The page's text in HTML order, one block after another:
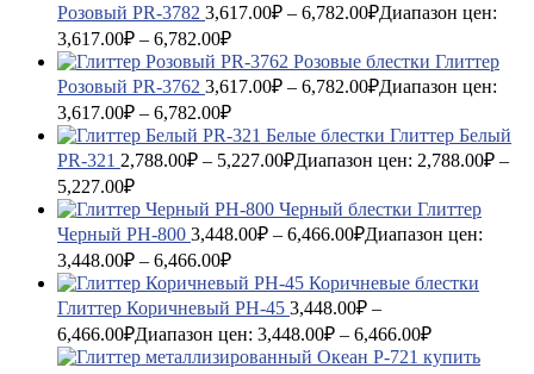
Розовый PR-3782 3,617.00₽ – 6,782.00₽Диапазон цен:
3,617.00₽ – 6,782.00₽
Глиттер
Розовый PR-3762 3,617.00₽ – 6,782.00₽Диапазон цен:
3,617.00₽ – 6,782.00₽
Глиттер Белый
PR-321 2,788.00₽ – 5,227.00₽Диапазон цен: 2,788.00₽ –
5,227.00₽
Глиттер
Черный PH-800 3,448.00₽ – 6,466.00₽Диапазон цен:
3,448.00₽ – 6,466.00₽
Глиттер Коричневый PH-45 3,448.00₽ –
6,466.00₽Диапазон цен: 3,448.00₽ – 6,466.00₽